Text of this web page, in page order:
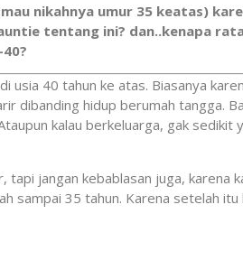
nikahnya umur 35 keatas)
tentang ini? dan..kenapa
usia 40 tahun ke atas. Biasanya
dibanding hidup berumah tangga.
kalau berkeluarga, gak sedikit
jangan kebablasan juga, karena
sampai 35 tahun. Karena setelah